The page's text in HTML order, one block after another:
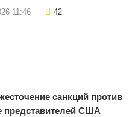
11:46 42
санкций против
представителей США